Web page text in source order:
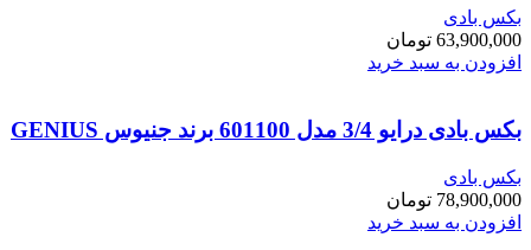
بکس بادی
63,900,000 تومان
افزودن به سبد خرید
بکس بادی درایو 3/4 مدل 601100 برند جنیوس GENIUS
بکس بادی
78,900,000 تومان
افزودن به سبد خرید